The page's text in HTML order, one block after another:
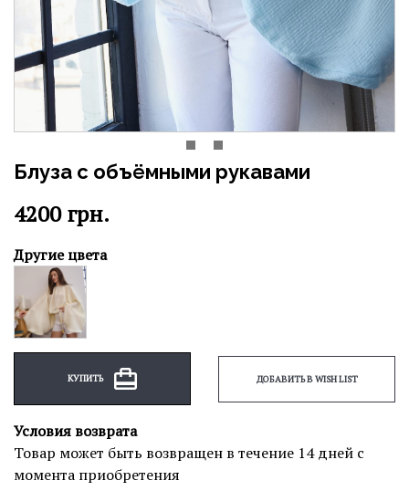
Блуза с объёмными рукавами
4200грн.
Другие цвета
КУПИТЬ ДОБАВИТЬ В WISH LIST
Условия возврата
Товар может быть возвращен в течение 14 дней с
момента приобретения